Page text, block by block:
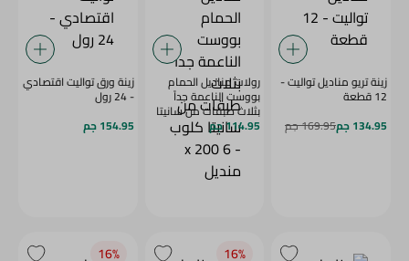
زينة تريو مناديل تواليت -
12 قطعة
134.95 جم
169.95 جم
رولات مناديل الحمام
بووست الناعمة جداً
بثلاث طبقات من سانيتا
كلوب - 6 x 200 منديل
114.95 جم
زينة ورق تواليت اقتصادي
- 24 رول
154.95 جم
16‎%‎
16‎%‎